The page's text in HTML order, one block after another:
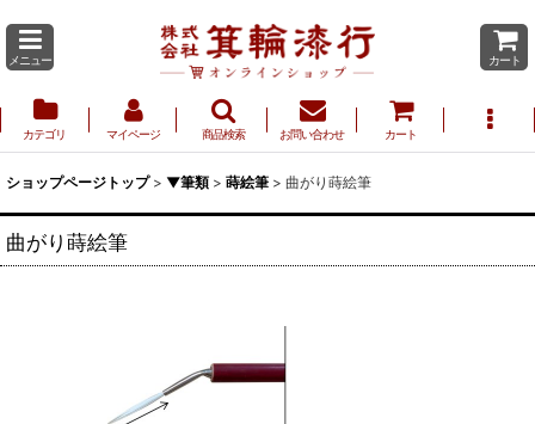
メニュー カート
カテゴリ マイページ 商品検索 お問い合わせ カート
ショップページトップ > ▼筆類 > 蒔絵筆 > 曲がり蒔絵筆
曲がり蒔絵筆